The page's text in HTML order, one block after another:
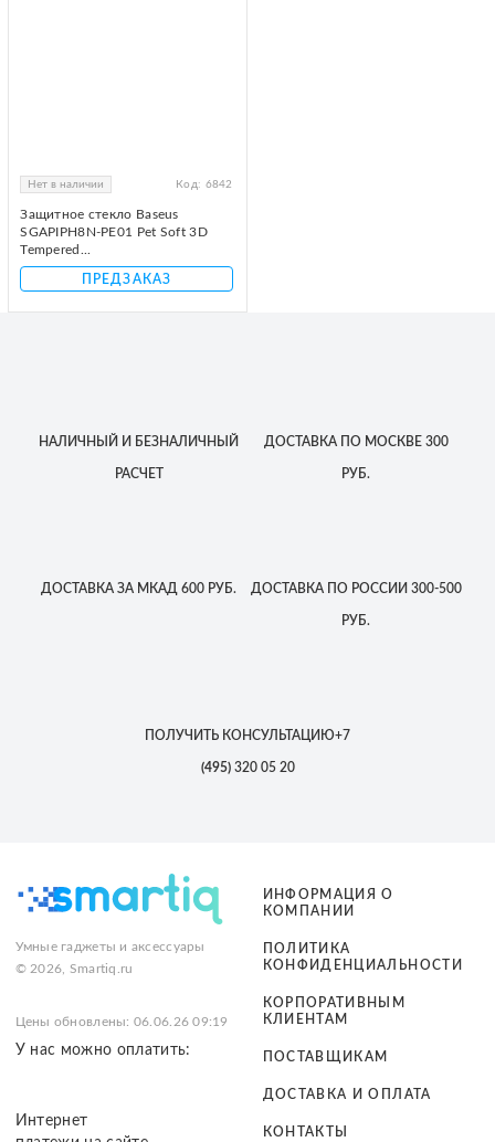
Нет в наличии Код: 6842
Защитное стекло Baseus
SGAPIPH8N-PE01 Pet Soft 3D
Tempered...
ПРЕДЗАКАЗ
НАЛИЧНЫЙ И БЕЗНАЛИЧНЫЙ
РАСЧЕТ
ДОСТАВКАПО МОСКВЕ 300
РУБ.
ДОСТАВКА ЗА МКАД 600 РУБ. ДОСТАВКАПО РОССИИ 300-500
РУБ.
ПОЛУЧИТЬ КОНСУЛЬТАЦИЮ+7
(495)320 05 20
Умные гаджеты и аксессуары
© 2026, Smartiq.ru
Цены обновлены: 06.06.26 09:19
У нас можно оплатить:
Интернет
ИНФОРМАЦИЯ О
КОМПАНИИ
ПОЛИТИКА
КОНФИДЕНЦИАЛЬНОСТИ
КОРПОРАТИВНЫМ
КЛИЕНТАМ
ПОСТАВЩИКАМ
ДОСТАВКА И ОПЛАТА
КОНТАКТЫ